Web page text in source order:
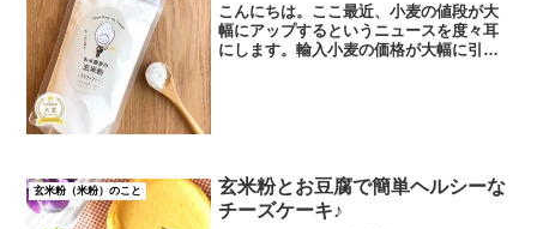
こんにちは。ここ最近、小麦の値段が大
幅にアップするというニュースを度々耳
にします。輸入小麦の価格が大幅に引き
玄米粉（米粉）のこと
玄米粉とお豆腐で簡単ヘルシーな
チーズケーキ♪